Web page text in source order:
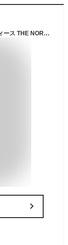
送料無料 ノースフェイス フリースジャケット レディース THE NORTH FACE アウトドアウェア 中間 保温着 防寒 アウター レディースウェア 登山 キャンプ デイリー カジュアル 上着 ブラック 黒 秋 冬 ブランド アパレル 服/NLW72304